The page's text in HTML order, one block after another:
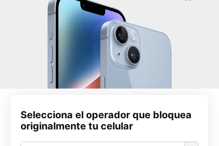
Selecciona el operador que bloquea
originalmente tu celular